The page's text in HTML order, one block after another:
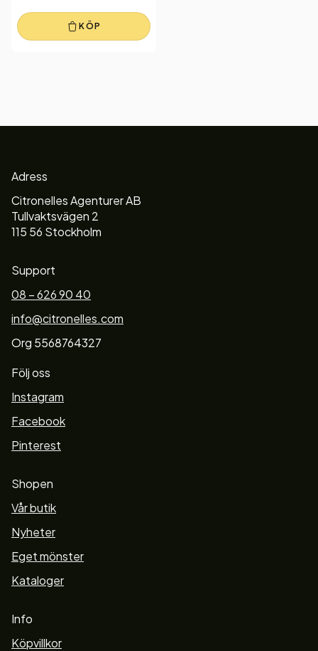
KÖP
Adress
Citronelles Agenturer AB
Tullvaktsvägen 2
115 56 Stockholm
Support
08 – 626 90 40
info@citronelles.com
Org 5568764327
Följ oss
Instagram
Facebook
Pinterest
Shopen
Vår butik
Nyheter
Eget mönster
Kataloger
Info
Köpvillkor